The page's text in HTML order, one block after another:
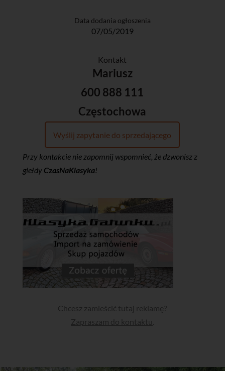
Data dodania ogłoszenia
07/05/2019
Kontakt
Mariusz
600 888 111
Częstochowa
Wyślij zapytanie do sprzedającego
Przy kontakcie nie zapomnij wspomnieć, że dzwonisz z
giełdy CzasNaKlasyka!
Chcesz zamieścić tutaj reklamę?
Zapraszam do kontaktu